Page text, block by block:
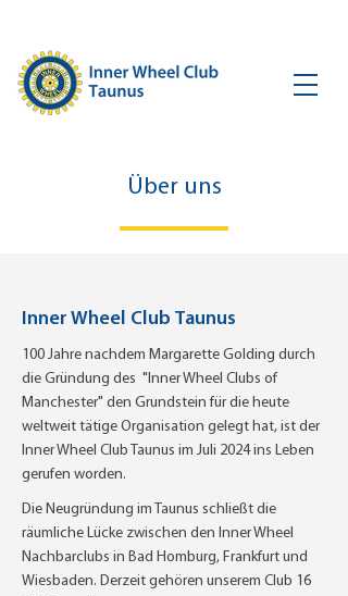
Über uns
Inner Wheel Club Taunus
100 Jahre nachdem Margarette Golding durch
die Gründung des "Inner Wheel Clubs of
Manchester" den Grundstein für die heute
weltweit tätige Organisation gelegt hat, ist der
Inner Wheel Club Taunus im Juli 2024 ins Leben
gerufen worden.
Die Neugründung im Taunus schließt die
räumliche Lücke zwischen den Inner Wheel
Nachbarclubs in Bad Homburg, Frankfurt und
Wiesbaden. Derzeit gehören unserem Club 16